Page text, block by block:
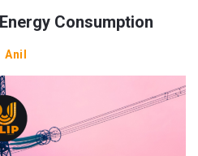
Consumption
Anil